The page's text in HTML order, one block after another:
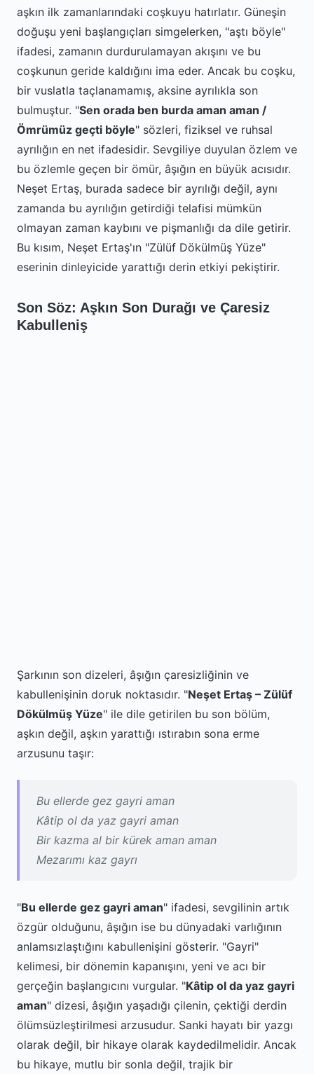
aşkın ilk zamanlarındaki coşkuyu hatırlatır. Güneşin
doğuşu yeni başlangıçları simgelerken, "aştı böyle"
ifadesi, zamanın durdurulamayan akışını ve bu
coşkunun geride kaldığını ima eder. Ancak bu coşku,
bir vuslatla taçlanamamış, aksine ayrılıkla son
bulmuştur. "Sen orada ben burda aman aman /
Ömrümüz geçti böyle" sözleri, fiziksel ve ruhsal
ayrılığın en net ifadesidir. Sevgiliye duyulan özlem ve
bu özlemle geçen bir ömür, âşığın en büyük acısıdır.
Neşet Ertaş, burada sadece bir ayrılığı değil, aynı
zamanda bu ayrılığın getirdiği telafisi mümkün
olmayan zaman kaybını ve pişmanlığı da dile getirir.
Bu kısım, Neşet Ertaş'ın "Zülüf Dökülmüş Yüze"
eserinin dinleyicide yarattığı derin etkiyi pekiştirir.
Son Söz: Aşkın Son Durağı ve Çaresiz
Kabulleniş
Şarkının son dizeleri, âşığın çaresizliğinin ve
kabullenişinin doruk noktasıdır. "Neşet Ertaş – Zülüf
Dökülmüş Yüze" ile dile getirilen bu son bölüm,
aşkın değil, aşkın yarattığı ıstırabın sona erme
arzusunu taşır:
Bu ellerde gez gayri aman
Kâtip ol da yaz gayri aman
Bir kazma al bir kürek aman aman
Mezarımı kaz gayrı
"Bu ellerde gez gayri aman" ifadesi, sevgilinin artık
özgür olduğunu, âşığın ise bu dünyadaki varlığının
anlamsızlaştığını kabullenişini gösterir. "Gayri"
kelimesi, bir dönemin kapanışını, yeni ve acı bir
gerçeğin başlangıcını vurgular. "Kâtip ol da yaz gayri
aman" dizesi, âşığın yaşadığı çilenin, çektiği derdin
ölümsüzleştirilmesi arzusudur. Sanki hayatı bir yazgı
olarak değil, bir hikaye olarak kaydedilmelidir. Ancak
bu hikaye, mutlu bir sonla değil, trajik bir